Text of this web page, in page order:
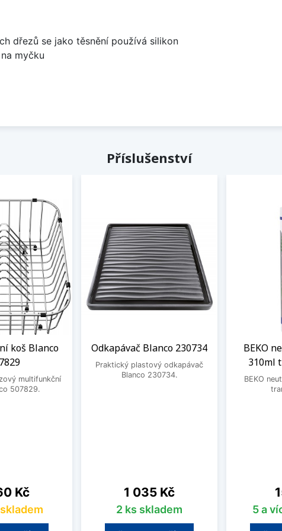
dřezů se jako těsnění používá silikon
myčku
Příslušenství
koš Blanco
multifunkční
507829.
Kč
Odkapávač Blanco 230734
Praktický plastový odkapávač
Blanco 230734.
Cena
1 035 Kč
2 ks skladem
BEKO
310ml
BEKO
5 a